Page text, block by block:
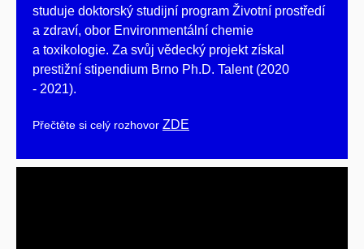
studuje doktorský studijní program Životní prostředí
a zdraví, obor Environmentální chemie
a toxikologie. Za svůj vědecký projekt získal
prestižní stipendium Brno Ph.D. Talent (2020
- 2021).
Přečtěte si celý rozhovor ZDE